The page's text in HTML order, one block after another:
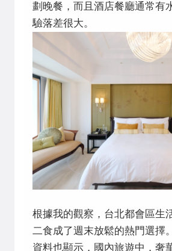
劃晚餐，而且酒店餐廳通常有
驗落差很大。
根據我的觀察，台北都會區生
二食成了週末放鬆的熱門選擇
資料也顯示，國內旅遊中，奢